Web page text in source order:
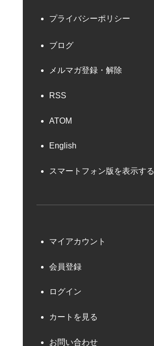
プライバシーポリシー
ブログ
メルマガ登録・解除
RSS
ATOM
English
スマートフォン版を表示する
マイアカウント
会員登録
ログイン
カートを見る
お問い合わせ